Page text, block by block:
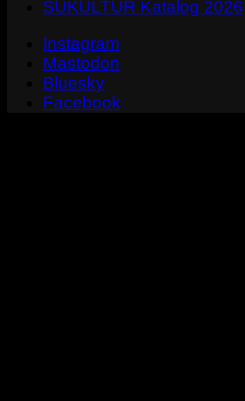
SUKULTUR Katalog 2026
Instagram
Mastodon
Bluesky
Facebook